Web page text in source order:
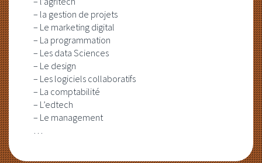
– la gestion de projets
– Le marketing digital
– La programmation
– Les data Sciences
– Le design
– Les logiciels collaboratifs
– La comptabilité
– L’edtech
– Le management
…